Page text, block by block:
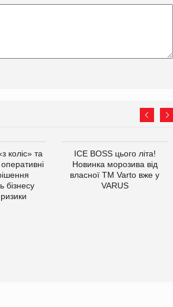
коліс» та
бізнесу
ICE BOSS цього літа!
Новинка морозива від
власної ТМ Varto вже у
VARUS